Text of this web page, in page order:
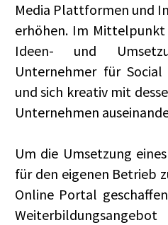
Media Plattformen und
erhöhen. Im
Ideen- und
Unternehmer für
und sich kreativ mit
Unternehmen
Um die Umsetzung
für den eigenen Betrieb
Online Portal